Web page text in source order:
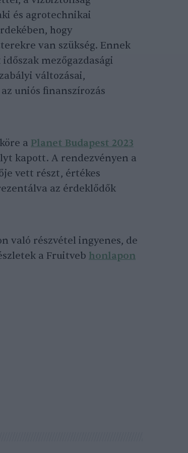
és agrotechnikai
hogy
van szükség. Ennek
mezőgazdasági
változásai,
uniós finanszírozás
a Planet Budapest 2023
kapott. A rendezvényen a
vett részt, értékes
az érdeklődők
való részvétel ingyenes, de
a Fruitveb honlapon